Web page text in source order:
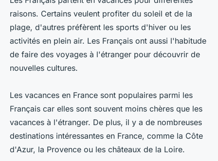
raisons. Certains veulent profiter du soleil et de la
plage, d'autres préfèrent les sports d'hiver ou les
activités en plein air. Les Français ont aussi l'habitude
de faire des voyages à l'étranger pour découvrir de
nouvelles cultures.
Les vacances en France sont populaires parmi les
Français car elles sont souvent moins chères que les
vacances à l'étranger. De plus, il y a de nombreuses
destinations intéressantes en France, comme la Côte
d'Azur, la Provence ou les châteaux de la Loire.